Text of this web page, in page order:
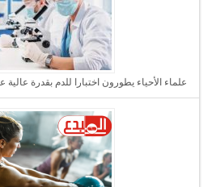
علماء الأحياء يطورون اختبارا للدم بقدرة